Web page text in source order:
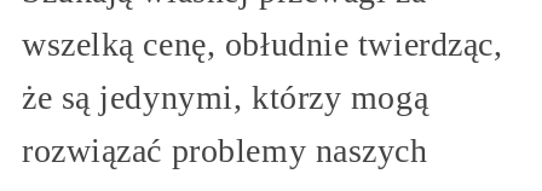
wszelką cenę, obłudnie twierdząc,
że są jedynymi, którzy mogą
rozwiązać problemy naszych